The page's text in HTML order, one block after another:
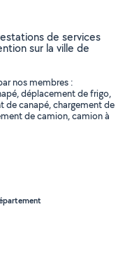
de services
sur la ville de
nos membres :
déplacement de frigo,
de canapé, chargement de
de camion, camion à